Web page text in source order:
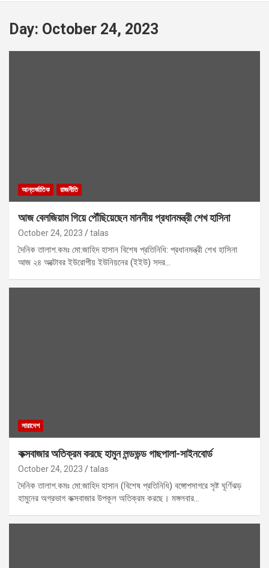
Day: October 24, 2023
আন্তর্জাতিক রাজনীতি
আজ বেলজিয়াম গিয়ে পৌঁছিয়েছেন মাননীয় প্রধানমন্ত্রী শেখ হাসিনা
October 24, 2023 talas
দৈনিক তালাশ.কমঃ মো:জাহিদ হাসান বিশেষ প্রতিনিধি: প্রধানমন্ত্রী শেখ হাসিনা
আজ ২৪ অক্টোবর ইউরোপীয় ইউনিয়নের (ইইউ) সদর…
সারাদেশ
কক্সবাজার অতিক্রম করছে হামুন লন্ডভন্ড গাছপালা-সাইনবোর্ড
October 24, 2023 talas
দৈনিক তালাশ.কমঃ মো:জাহিদ হাসান (বিশেষ প্রতিনিধি) বঙ্গোপসাগরে সৃষ্ট ঘূর্ণিঝড়
হামুনের অগ্রভাগ কক্সবাজার উপকূল অতিক্রম করছে। মঙ্গলবার…